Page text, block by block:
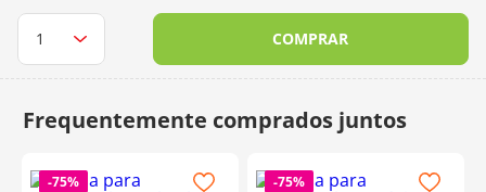
COMPRAR
-75% -75%
9
10º dmc
dmc